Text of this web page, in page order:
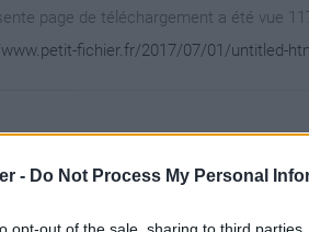
- Do Not Process My Personal
opt-out of the sale, sharing to third
page de téléchargement a été vue
fichier.fr/2017/07/01/untitled-